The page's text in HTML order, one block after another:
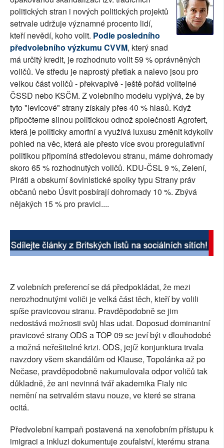
SOCIÁLNÍ SÍTĚ
RUBRIKY
PLNÁ VERZE STRÁNEK
politických stran i nových politických projektů
setrvale udržuje významné procento lidí,
kteří nevědí, koho volit. Podle posledního
předvolebního výzkumu CVVM, který snad
má určitý kredit, je rozhodnuto volit 59 % oprávněných
voličů. Ve středu je naprostý přetlak a nalevo jsou pro
velkou část voličů - překvapivě - ještě pořád volitelné
ČSSD nebo KSČM. Z volebního modelu vyplývá, že by
tyto "levicové" strany získaly přes 40 % hlasů. Když
připočteme silnou politickou odnož společnosti Agrofert,
která je politicky amorfní a využívá luxusu změnit kdykoliv
pohled na věc, která ale přesto více svou proregulativní
politikou připomíná středolevou stranu, máme dohromady
skoro 65 % rozhodnutých voličů. KDU-ČSL 9 %, Zelení,
Piráti a obskurní šovinistické spolky typu Strany práv
občanů nebo Úsvit posbírají dohromady 10 %. Zbývá
nějakých 15 % pro pravici....
Z volebních preferencí se dá předpokládat, že mezi
nerozhodnutými voliči je velká část těch, kteří by volili
spíše pravicovou stranu. Pravděpodobně se jim
nedostává možnosti svůj hlas udat. Doposud dominantní
pravicové strany ODS a TOP 09 se jeví být v dlouhodobé
a možná neřešitelné krizi. ODS, jejíž konjunktura trvala
navzdory všem skandálům od Klause, Topolánka až po
Nečase, pravděpodobně nakumulovala odpor voličů tak
důkladně, že ani nevinná tvář akademika Fialy nic
nemění na setrvalém stavu nouze, ve které se strana
ocitá.
Předvolební kampaň postavená na xenofobním přístupu k
imigraci a inkluzi dokumentuje zoufalství, kterému strana